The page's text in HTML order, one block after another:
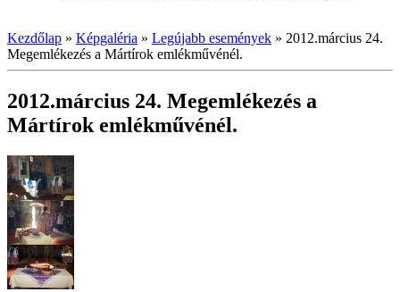
Kezdőlap » Képgaléria » Legújabb események » 2012.március 24.
Megemlékezés a Mártírok emlékművénél.
2012.március 24. Megemlékezés a
Mártírok emlékművénél.